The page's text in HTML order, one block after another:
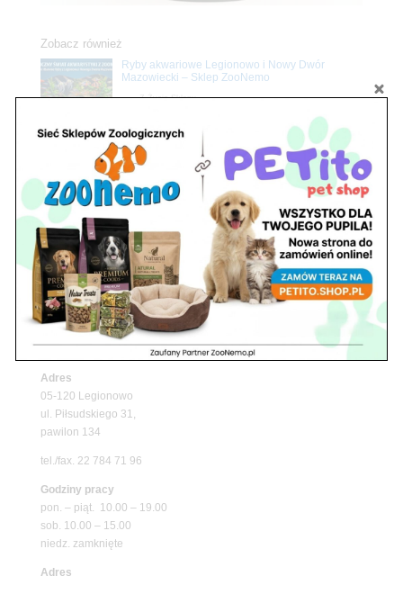
Zobacz również
Z Życia Sklepu
Ryby akwariowe Legionowo i Nowy Dwór
Mazowiecki – Sklep ZooNemo
Z Życia Sklepu
Stwórz podwodne arcydzieło: Najpiękniejsze
rośliny akwariowe w ZooNemo – Legionowo i
Nowy Dwór Mazowiecki
Upały wracają! Zadbaj o komfort swojego pupila
z matami chłodzącymi ZooNemo
Z Życia Sklepu
Petito Pet Shop – Internetowy Sklep Zoologiczny
Online! Wszystko Dla Twojego Pupila | ZooNemo
Adres
05-120 Legionowo
ul. Piłsudskiego 31,
pawilon 134
tel./fax. 22 784 71 96
Godziny pracy
pon. – piąt. 10.00 – 19.00
sob. 10.00 – 15.00
niedz. zamknięte
Adres